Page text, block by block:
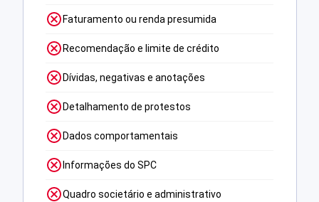
Faturamento ou renda presumida
Recomendação e limite de crédito
Dívidas, negativas e anotações
Detalhamento de protestos
Dados comportamentais
Informações do SPC
Quadro societário e administrativo